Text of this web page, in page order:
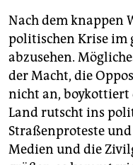
Nach dem knappen
politischen Krise im
abzusehen.
der Macht, die
nicht an, boykottiert
Land rutscht ins
Straßenproteste
Medien und die